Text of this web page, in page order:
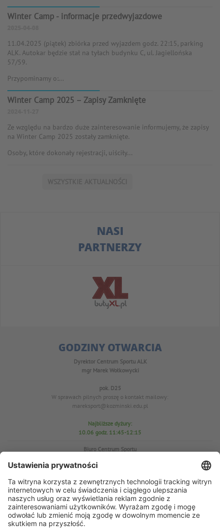
Winter Camp - informacje przedwyjazdowe
11.04.2025 (piątek) zbiórka przed wyjazdem godz. 22:15, parking
ALK. Autokar będzie stał na tyłach budynku C, ul. Jagiellońska
57/59.
Przypominamy o:...
Winter Camp 2025 – Zapisy Zamknięte
Ze względu na bardzo duże zainteresowanie informujemy, że zapisy
na Winter Camp 2025 zostały zamknięte.
Osoby, które dokonały rejestracji, uiściły...
NASI
PARTNERZY
GODZINY OTWARCIA
Dyrektor Centrum Sportu ALK
mgr Marek Wołkowycki
pok. D25
W sprawach pilnych proszę o kontakt mailowy:
mareksport@kozminski.edu.pl
Najbliższe dyżury:
10.06 godz. 11:45-12:15
Biuro Centrum Sportu
tel. 22-519-23-03
Prezes AZS
mgr Anna Perzyńska
W sprawach pilnych proszę o kontakt mailowy:ap@kozminski.edu.pl